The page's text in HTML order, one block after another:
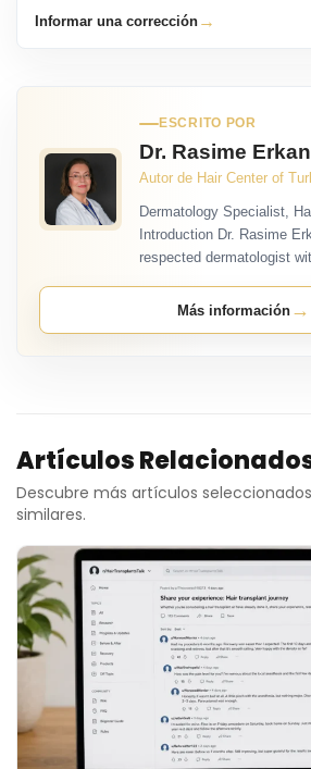
Informar una corrección →
ESCRITO POR
Dr. Rasime Erkan
Autor de Hair Center of
Dermatology Specialist,
Introduction Dr. Rasime
respected dermatologist
Más información →
Artículos
Descubre más artículos
similares.